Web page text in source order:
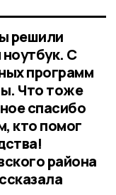
решили
С
программ
Что тоже
спасибо
кто помог
района